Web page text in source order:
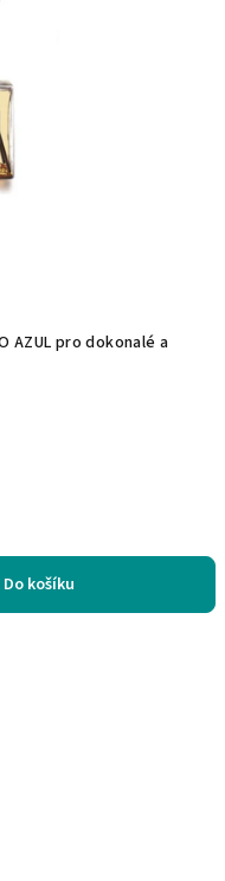
AZUL pro dokonalé a
Do košíku